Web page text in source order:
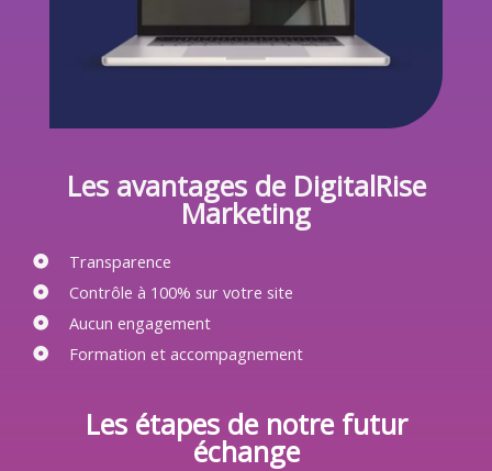
Les avantages de DigitalRise
Marketing
Transparence
Contrôle à 100% sur votre site
Aucun engagement
Formation et accompagnement
Les étapes de notre futur
échange